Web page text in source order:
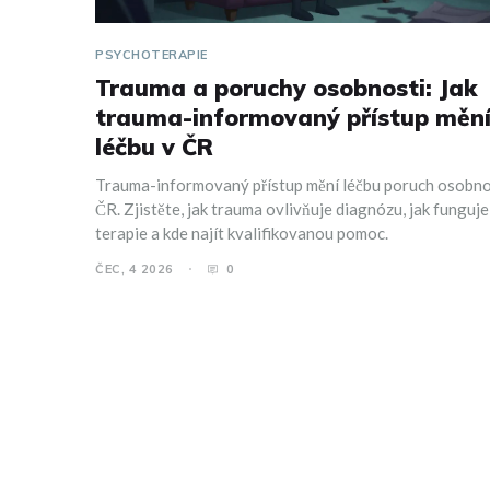
PSYCHOTERAPIE
Trauma a poruchy osobnosti: Jak
trauma-informovaný přístup mění
léčbu v ČR
Trauma-informovaný přístup mění léčbu poruch
ČR. Zjistěte, jak trauma ovlivňuje diagnózu, jak funguje
terapie a kde najít kvalifikovanou pomoc.
ČEC, 4 2026 0